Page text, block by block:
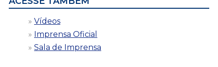
Vídeos
Imprensa Oficial
Sala de Imprensa